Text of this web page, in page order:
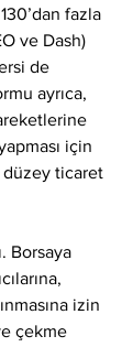
fazla
ve Dash)
de
ayrıca,
için
düzey ticaret
Borsaya
izin
çekme